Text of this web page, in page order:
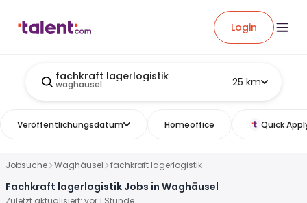
Login
fachkraft lagerlogistik
waghausel 25 km
Veröffentlichungsdatum Homeoffice Quick
Jobsuche Waghäusel fachkraft lagerlogistik
Fachkraft lagerlogistik Jobs in Waghäusel